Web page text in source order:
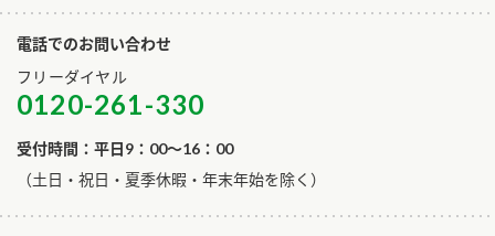
電話でのお問い合わせ
フリーダイヤル
0120-261-330
受付時間：平日9：00～16：00
​（土日・祝日・夏季休暇・年末年始を除く）